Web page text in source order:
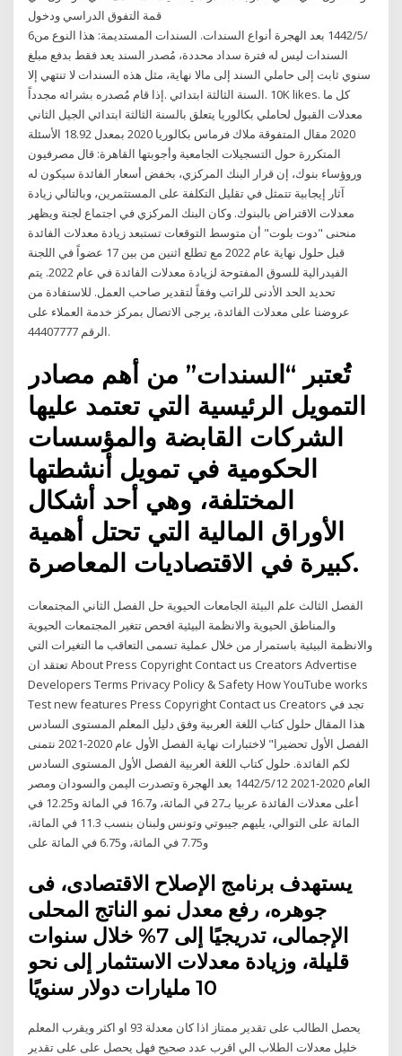
قمة التفوق الدراسي ودخول
6‏‏/5‏‏/1442 بعد الهجرة أنواع السندات. السندات المستديمة: هذا النوع من
السندات ليس له فترة سداد محددة، مُصدر السند يعد فقط بدفع مبلغ
سنوي ثابت إلى حاملي السند إلى مالا نهاية، مثل هذه السندات لا تنتهي إلا
إذا قام مُصدره بشرائه مجدداً. ‎السنة الثالثة ابتدائي‎. 10K likes. ‎كل ما
يتعلق بالسنة الثالثة ابتدائي الجيل الثاني‎ معدلات القبول لحاملي بكالوريا
2020 مقال المتفوقة ملاك فرماس بكالوريا 2020 بمعدل 18.92 الأسئلة
المتكررة حول التسجيلات الجامعية وأجوبتها القاهرة: قال مصرفيون
وروؤساء بنوك، إن قرار البنك المركزي، بخفض أسعار الفائدة سيكون له
آثار إيجابية تتمثل في تقليل التكلفة على المستثمرين، وبالتالي زيادة
معدلات الاقتراض بالبنوك. وكان البنك المركزي في اجتماع لجنة ويظهر
منحنى "دوت بلوت" أن متوسط التوقعات تستبعد زيادة معدلات الفائدة
قبل حلول نهاية عام 2022 مع تطلع اثنين من بين 17 عضواً في اللجنة
الفيدرالية للسوق المفتوحة لزيادة معدلات الفائدة في عام 2022. يتم
تحديد الحد الأدنى للراتب وفقاً لتقدير صاحب العمل. للاستفادة من
عروضنا على معدلات الفائدة، يرجى الاتصال بمركز خدمة العملاء على
الرقم 44407777.
تُعتبر “السندات” من أهم مصادر
التمويل الرئيسية التي تعتمد عليها
الشركات القابضة والمؤسسات
الحكومية في تمويل أنشطتها
المختلفة، وهي أحد أشكال
الأوراق المالية التي تحتل أهمية
كبيرة في الاقتصاديات المعاصرة.
الفصل الثالث علم البيئة الجامعات الحيوية حل الفصل الثاني المجتمعات
والمناطق الحيوية والانظمة البيئية افحص تتغير المجتمعات الحيوية
والانظمة البيئية باستمرار من خلال عملية تسمى التعاقب ما التغيرات التي
تعتقد ان About Press Copyright Contact us Creators Advertise
Developers Terms Privacy Policy & Safety How YouTube works
Test new features Press Copyright Contact us Creators تجد في
هذا المقال حلول كتاب اللغة العربية وفق دليل المعلم المستوى السادس
الفصل الأول تحضيرا" لاختبارات نهاية الفصل الأول عام 2020-2021 نتمنى
لكم الفائدة. حلول كتاب اللغة العربية الفصل الأول المستوى السادس
العام 2020-2021 12‏‏/5‏‏/1442 بعد الهجرة وتصدرت اليمن والسودان ومصر
أعلى معدلات الفائدة عربيا بـ27 في المائة، و16.7 في المائة و12.25 في
المائة على التوالي، يليهم جيبوتي وتونس ولبنان بنسب 11.3 في المائة،
و7.75 في المائة، و6.75 في المائة على
يستهدف برنامج الإصلاح الاقتصادى، فى
جوهره، رفع معدل نمو الناتج المحلى
الإجمالى، تدريجيًا إلى 7% خلال سنوات
قليلة، وزيادة معدلات الاستثمار إلى نحو
10 مليارات دولار سنويًا
يحصل الطالب على تقدير ممتاز اذا كان معدلة 93 او اكثر ويقرب المعلم
خليل معدلات الطلاب الي اقرب عدد صحيح فهل يحصل على على تقدير